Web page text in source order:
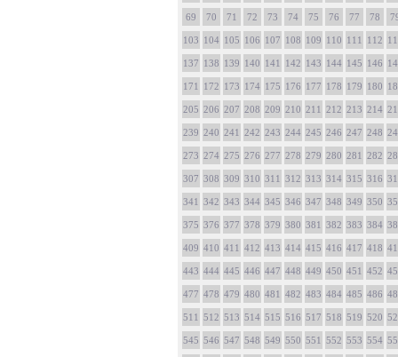
69 70 71 72 73 74 75 76 77 78
103 104 105 106 107 108 109 110 111 112
137 138 139 140 141 142 143 144 145 146
171 172 173 174 175 176 177 178 179 180
205 206 207 208 209 210 211 212 213 214
239 240 241 242 243 244 245 246 247 248
273 274 275 276 277 278 279 280 281 282
307 308 309 310 311 312 313 314 315 316
341 342 343 344 345 346 347 348 349 350
375 376 377 378 379 380 381 382 383 384
409 410 411 412 413 414 415 416 417 418
443 444 445 446 447 448 449 450 451 452
477 478 479 480 481 482 483 484 485 486
511 512 513 514 515 516 517 518 519 520
545 546 547 548 549 550 551 552 553 554